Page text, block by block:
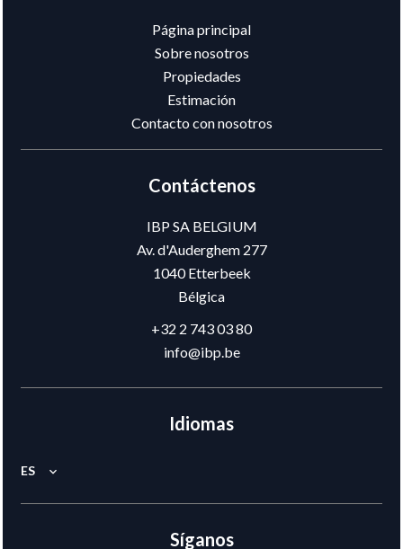
Página principal
Sobre nosotros
Propiedades
Estimación
Contacto con nosotros
Contáctenos
IBP SA BELGIUM
Av. d'Auderghem 277
1040Etterbeek
Bélgica
+32 2 743 03 80
info@ibp.be
Idiomas
ES
Síganos